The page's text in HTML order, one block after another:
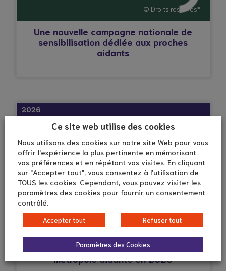
© Droits réservés*
Une nouvelle campagne nationale de
sensibilisation dédiée aux proches
aidants
2026
© Droits réservés*
De nouveaux horaires d’accueil pour
métropole aidante en 2026
Ce site web utilise des cookies
Nous utilisons des cookies sur notre site Web pour vous
offrir l'expérience la plus pertinente en mémorisant
vos préférences et en répétant vos visites. En cliquant
sur "Accepter tout", vous consentez à l'utilisation de
TOUS les cookies. Cependant, vous pouvez visiter les
paramètres des cookies pour fournir un consentement
contrôlé.
Accepter tout Refuser tout
Paramètres des Cookies